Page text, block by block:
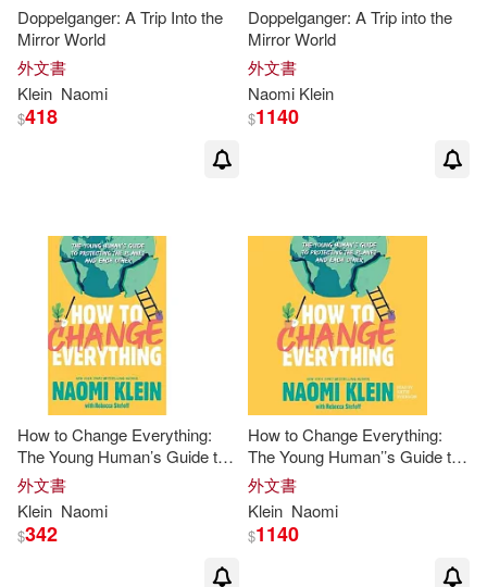
Doppelganger: A Trip Into the
Mirror World
外文書
Klein Naomi
$418
Doppelganger: A Trip into the
Mirror World
外文書
Naomi Klein
$1140
How to Change Everything:
The Young Human’s Guide to
Protecting the Planet and Each
Other
外文書
Klein Naomi
$342
How to Change Everything:
The Young Human’’s Guide to
Protecting the Planet and Each
Other
外文書
Klein Naomi
$1140